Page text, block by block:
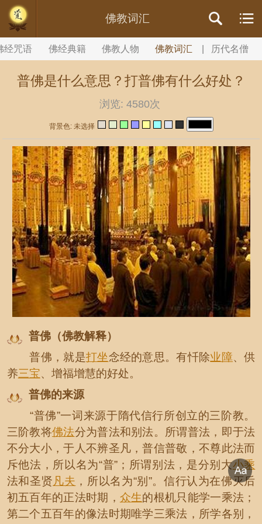
//内容文章背景颜色设置
佛教词汇
经咒语 佛经典籍 佛教人物 佛教词汇 | 历代名僧
普佛是什么意思？打普佛有什么好处？
浏览: 4580次
背景色: 未选择
普佛（佛教解释）
普佛，就是打坐念经的意思。有忏除业障、供
养三宝、增福增慧的好处。
普佛的来源
“普佛”一词来源于隋代信行所创立的三阶教。
三阶教将佛法分为普法和别法。所谓普法，即于法
不分大小，于人不辨圣凡，普信普敬，不尊此法而
斥他法，所以名为“普”；所谓别法，是分别大小乘
法和圣贤凡夫 ，所以名为“别”。信行认为在佛灭后
初五百年的正法时期， 众生的根机只能学一乘法；
第二个五百年的像法时期唯学三乘法，所学各别，